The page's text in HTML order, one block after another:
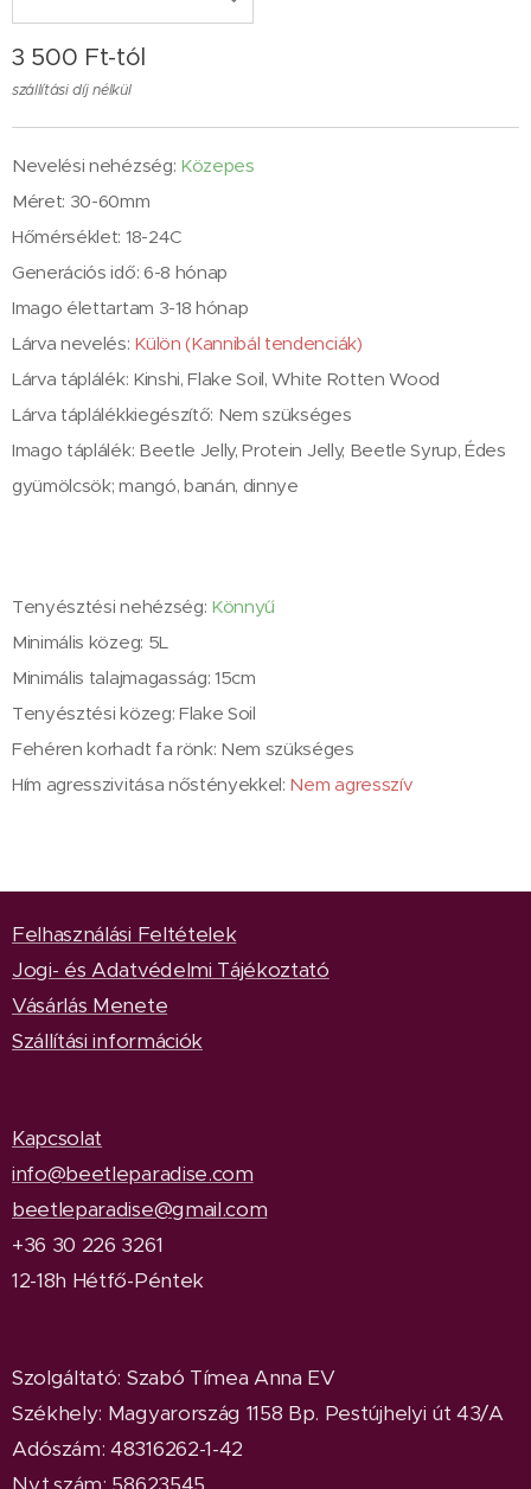
3 500 Ft-tól
szállítási díj nélkül
Nevelési nehézség: Közepes
Méret: 30-60mm
Hőmérséklet: 18-24C
Generációs idő: 6-8 hónap
Imago élettartam 3-18 hónap
Lárva nevelés: Külön (Kannibál tendenciák)
Lárva táplálék: Kinshi, Flake Soil, White Rotten Wood
Lárva táplálékkiegészítő: Nem szükséges
Imago táplálék: Beetle Jelly, Protein Jelly, Beetle Syrup, Édes
gyümölcsök; mangó, banán, dinnye
Tenyésztési nehézség: Könnyű
Minimális közeg: 5L
Minimális talajmagasság: 15cm
Tenyésztési közeg: Flake Soil
Fehéren korhadt fa rönk: Nem szükséges
Hím agresszivitása nőstényekkel: Nem agresszív
Felhasználási Feltételek
Jogi- és Adatvédelmi Tájékoztató
Vásárlás Menete
Szállítási információk
Kapcsolat
info@beetleparadise.com
beetleparadise@gmail.com
+36 30 226 3261
12-18h Hétfő-Péntek
Szolgáltató: Szabó Tímea Anna EV
Székhely: Magyarország 1158 Bp. Pestújhelyi út 43/A
Adószám: 48316262-1-42